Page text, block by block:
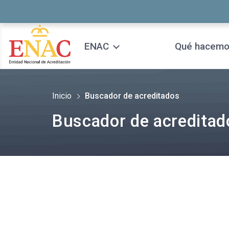
ENAC Qué
Inicio Buscador de acreditados
Buscador de